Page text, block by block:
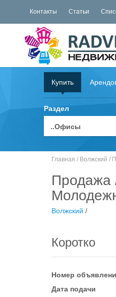
Контакты Статьи
Купить
Раздел
Главная / Волжский /
Продажа
Волжский /
Коротко
Номер
Дата подачи